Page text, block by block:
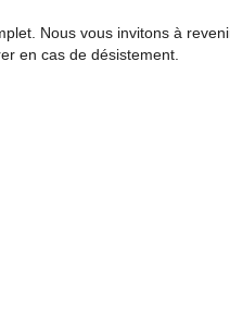
Nous vous invitons à
en cas de désistement.